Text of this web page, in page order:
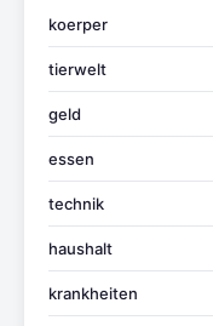
koerper
tierwelt
geld
essen
technik
haushalt
krankheiten